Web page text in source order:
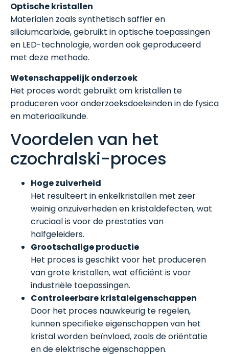
Optische kristallen
Materialen zoals synthetisch saffier en
siliciumcarbide, gebruikt in optische toepassingen
en LED-technologie, worden ook geproduceerd
met deze methode.
Wetenschappelijk onderzoek
Het proces wordt gebruikt om kristallen te
produceren voor onderzoeksdoeleinden in de fysica
en materiaalkunde.
Voordelen van het
czochralski-proces
Hoge zuiverheid
Het resulteert in enkelkristallen met zeer
weinig onzuiverheden en kristaldefecten, wat
cruciaal is voor de prestaties van
halfgeleiders.
Grootschalige productie
Het proces is geschikt voor het produceren
van grote kristallen, wat efficiënt is voor
industriële toepassingen.
Controleerbare kristaleigenschappen
Door het proces nauwkeurig te regelen,
kunnen specifieke eigenschappen van het
kristal worden beïnvloed, zoals de oriëntatie
en de elektrische eigenschappen.